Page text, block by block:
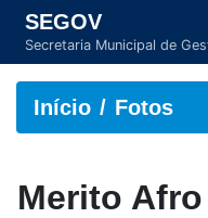
SEGOV
Secretaria Municipal de
Início Fotos
Merito